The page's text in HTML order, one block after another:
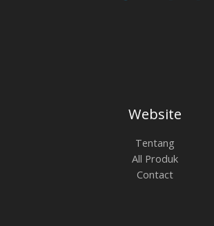
Website
Tentang
All Produk
Contact